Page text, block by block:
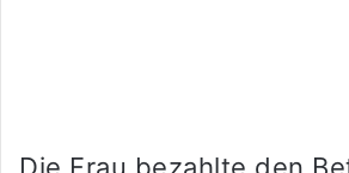
Die Frau bezahlte den